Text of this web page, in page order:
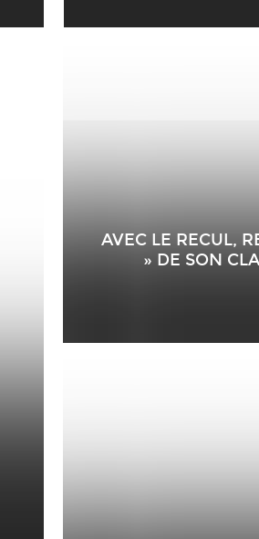
AVEC LE RECUL,
» DE SON